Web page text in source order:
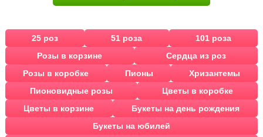
25 роз 51 роза
101 роза
Розы в корзине
Сердца из роз
Розы в коробке
Пионы
Хризантемы
Пионовидные розы
Цветы в коробке
Цветы в корзине
Букеты на день рождения
Букеты на юбилей